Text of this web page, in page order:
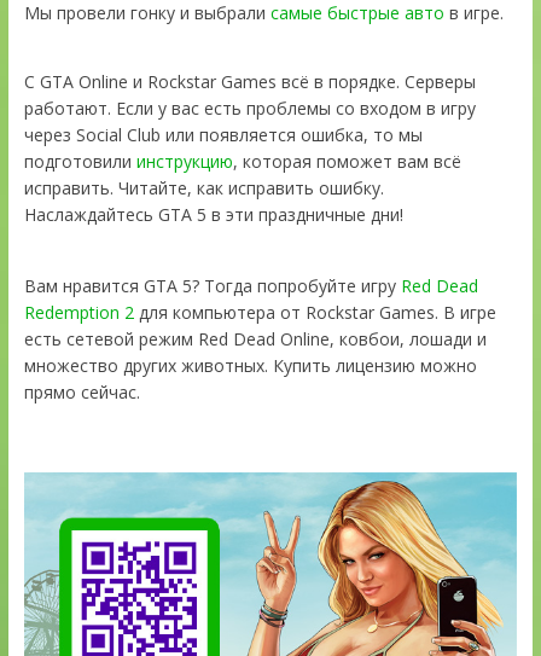
Мы провели гонку и выбрали самые быстрые авто в игре.
С GTA Online и Rockstar Games всё в порядке. Серверы
работают. Если у вас есть проблемы со входом в игру
через Social Club или появляется ошибка, то мы
подготовили инструкцию, которая поможет вам всё
исправить. Читайте, как исправить ошибку.
Наслаждайтесь GTA 5 в эти праздничные дни!
Вам нравится GTA 5? Тогда попробуйте игру Red Dead
Redemption 2для компьютера от Rockstar Games. В игре
есть сетевой режим Red Dead Online, ковбои, лошади и
множество других животных. Купить лицензию можно
прямо сейчас.